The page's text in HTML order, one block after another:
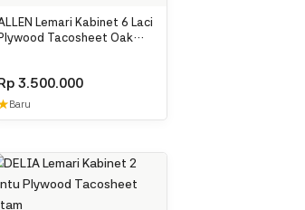
Lemari Kabinet 6 Laci
Tacosheet Oak
3.500.000
Baru